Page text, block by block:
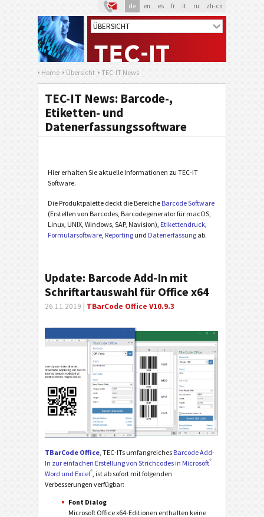
de en es fr it ru zh-cn
Home Übersicht TEC-IT News
TEC-IT News: Barcode-,
Etiketten- und
Datenerfassungssoftware
Hier erhalten Sie aktuelle Informationen zu TEC-IT
Software.
Die Produktpalette deckt die Bereiche Barcode Software
(Erstellen von Barcodes, Barcodegenerator für macOS,
Linux, UNIX, Windows, SAP, Navision), Etikettendruck,
Formularsoftware, Reporting und Datenerfassung ab.
Update: Barcode Add-In mit
Schriftartauswahl für Office x64
26.11.2019 | TBarCode Office V10.9.3
TBarCode Office , TEC-ITs umfangreiches Barcode Add-
In zur einfachen Erstellung von Strichcodes in Microsoft®
Word und Excel® , ist ab sofort mit folgenden
Verbesserungen verfügbar:
Font Dialog
Microsoft Office x64-Editionen enthalten keine